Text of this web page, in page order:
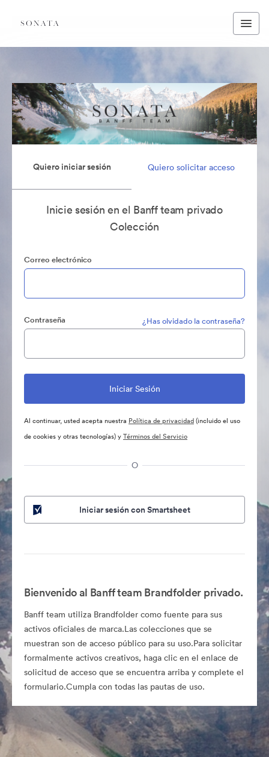
Quiero iniciar sesión Quiero solicitar acceso
Inicie sesión en el Banff team privado
Colección
Correo electrónico
Contraseña ¿Has olvidado la contraseña?
Al continuar, usted acepta nuestra Política de privacidad(incluido el uso
de cookies y otras tecnologías) yTérminos del Servicio
O
Iniciar sesión con Smartsheet
Bienvenido al Banff team Brandfolder privado.
Banff team utiliza Brandfolder como fuente para sus
activos oficiales de marca.Las colecciones que se
muestran son de acceso público para su uso.Para solicitar
formalmente activos creativos, haga clic en el enlace de
solicitud de acceso que se encuentra arriba y complete el
formulario.Cumpla con todas las pautas de uso.